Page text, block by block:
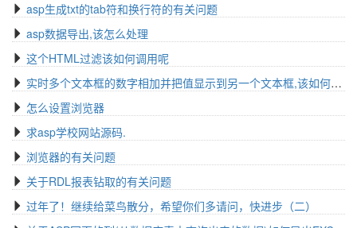
asp生成txt的tab符和换行符的有关问题
asp数据导出,该怎么处理
这个HTML过滤该如何调用呢
实时多个文本框的数字相加并把值显示到另一个文本框,该如何解决
怎么设置浏览器
求asp学校网站源码.
浏览器的有关问题
关于RDL报表钻取的有关问题
过年了！继续给菜鸟散分，希望你们多请问，快进步（二）